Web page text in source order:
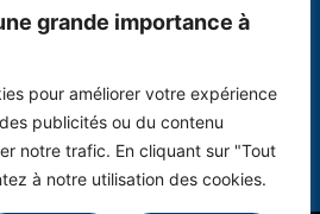
grande importance à
pour améliorer votre expérience
publicités ou du contenu
notre trafic. En cliquant sur "Tout
à notre utilisation des cookies.
- Z.I. Charguia II – 2035 Tunis
group.com